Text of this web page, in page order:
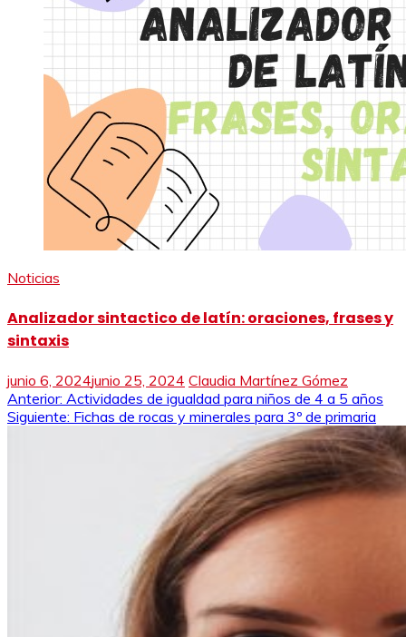
Noticias
Analizador sintactico de latín: oraciones, frases y
sintaxis
junio 6, 2024junio 25, 2024 Claudia Martínez Gómez
Navegación
de
Anterior: Actividades de igualdad para niños de 4 a 5 años
Siguiente: Fichas de rocas y minerales para 3º de primaria